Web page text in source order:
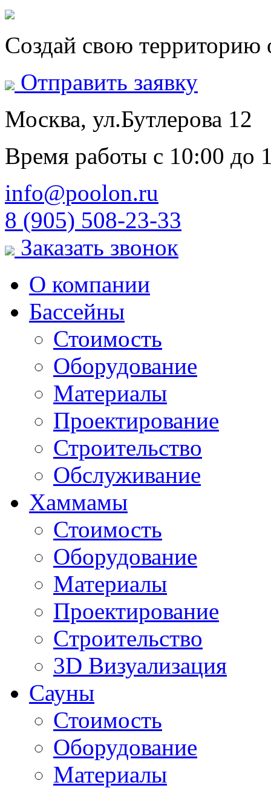
Создай свою территорию
Отправить заявку
Москва, ул.Бутлерова 12
Время работы с 10:00 до
info@poolon.ru
8 (905) 508-23-33
Заказать звонок
О компании
Бассейны
Стоимость
Оборудование
Материалы
Проектирование
Строительство
Обслуживание
Хаммамы
Стоимость
Оборудование
Материалы
Проектирование
Cтроительство
3D Визуализация
Сауны
Стоимость
Оборудование
Материалы